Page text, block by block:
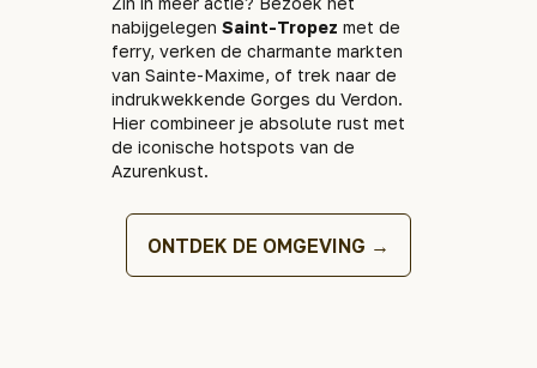
nabijgelegen Saint-Tropez met de
ferry, verken de charmante markten
van Sainte-Maxime, of trek naar de
indrukwekkende Gorges du Verdon.
Hier combineer je absolute rust met
de iconische hotspots van de
Azurenkust.
ONTDEK DE OMGEVING →